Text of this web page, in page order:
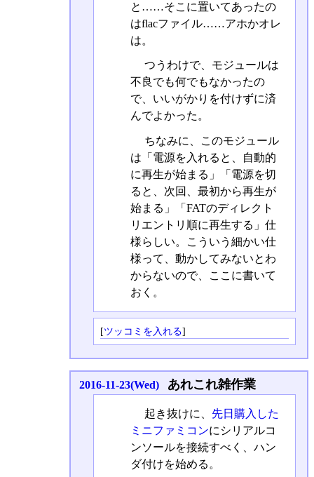
と……そこに置いてあったの
はflacファイル……アホかオレ
は。
つうわけで、モジュールは
不良でも何でもなかったの
で、いいがかりを付けずに済
んでよかった。
ちなみに、このモジュール
は「電源を入れると、自動的
に再生が始まる」「電源を切
ると、次回、最初から再生が
始まる」「FATのディレクト
リエントリ順に再生する」仕
様らしい。こういう細かい仕
様って、動かしてみないとわ
からないので、ここに書いて
おく。
[ツッコミを入れる]
2016-11-23(Wed) あれこれ雑作業
起き抜けに、 先日購入した
ミニファミコンにシリアルコ
ンソールを接続すべく、ハン
ダ付けを始める。